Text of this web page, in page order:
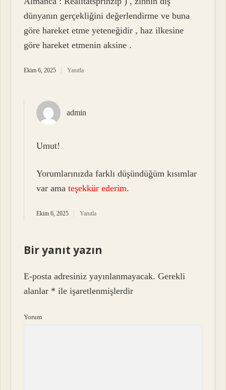
dünyanın gerçekliğini değerlendirme ve buna
göre hareket etme yeteneğidir , haz ilkesine
göre hareket etmenin aksine .
Ekim 6, 2025 Yanıtla
admin
Umut!
Yorumlarınızda farklı düşündüğüm kısımlar
var amateşekkür ederim.
Ekim 6, 2025 Yanıtla
Bir yanıt yazın
E-posta adresiniz yayınlanmayacak. Gerekli
alanlar * ile işaretlenmişlerdir
Yorum